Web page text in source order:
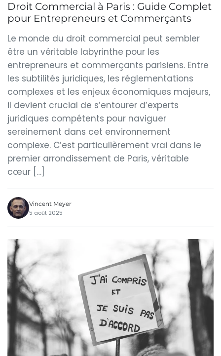
Droit Commercial à Paris : Guide Complet
pour Entrepreneurs et Commerçants
Le monde du droit commercial peut sembler
être un véritable labyrinthe pour les
entrepreneurs et commerçants parisiens. Entre
les subtilités juridiques, les réglementations
complexes et les enjeux économiques majeurs,
il devient crucial de s’entourer d’experts
juridiques compétents pour naviguer
sereinement dans cet environnement
complexe. C’est particulièrement vrai dans le
premier arrondissement de Paris, véritable
cœur […]
Vincent Meyer
5 août 2025